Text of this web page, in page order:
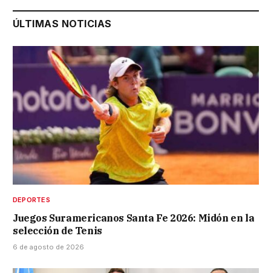
ÚLTIMAS NOTICIAS
DEPORTES
Juegos Suramericanos Santa Fe 2026: Midón en la
selección de Tenis
6 de agosto de 2026